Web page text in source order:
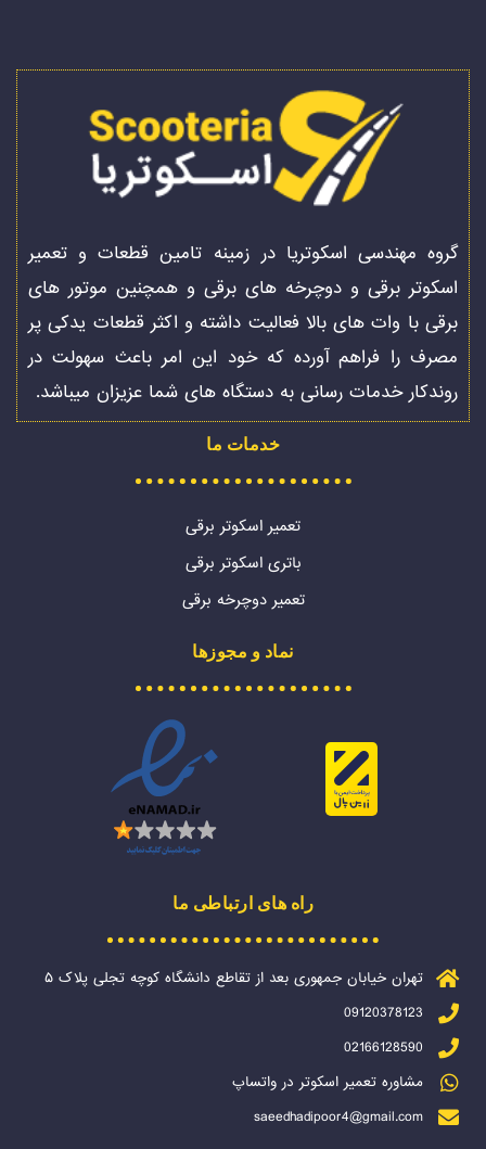
گروه مهندسی اسکوتریا در زمینه تامین قطعات و تعمیر
اسکوتر برقی و دوچرخه های برقی و همچنین موتور های
برقی با وات های بالا فعالیت داشته و اکثر قطعات یدکی پر
مصرف را فراهم آورده که خود این امر باعث سهولت در
روندکار خدمات رسانی به دستگاه های شما عزیزان میباشد.
خدمات ما
تعمیر اسکوتر برقی
باتری اسکوتر برقی
تعمیر دوچرخه برقی
نماد و مجوزها
راه های ارتباطی ما
تهران خیابان جمهوری بعد از تقاطع دانشگاه کوچه تجلی پلاک ۵
09120378123
02166128590
مشاوره تعمیر اسکوتر در واتساپ
saeedhadipoor4@gmail.com